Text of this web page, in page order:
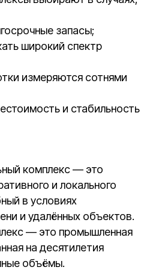
запасы;
широкий спектр
измеряются сотнями
и стабильность
комплекс — это
и локального
в условиях
и удалённых объектов.
— это промышленная
на десятилетия
объёмы.